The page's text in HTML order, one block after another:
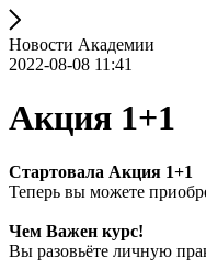
Новости Академии
2022-08-08 11:41
Акция 1+1
Стартовала Акция 1+1
Теперь вы можете
Чем Важен курс!
Вы разовьёте личную